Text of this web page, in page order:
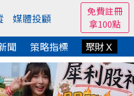
媒體投顧
免費註冊
拿100點
聞 策略指標 聚財Ｘ